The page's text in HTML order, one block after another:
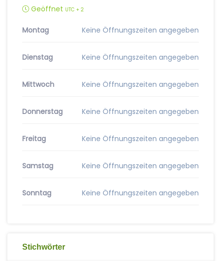
Geöffnet UTC + 2
Montag Keine Öffnungszeiten angegeben
Dienstag Keine Öffnungszeiten angegeben
Mittwoch Keine Öffnungszeiten angegeben
Donnerstag Keine Öffnungszeiten angegeben
Freitag Keine Öffnungszeiten angegeben
Samstag Keine Öffnungszeiten angegeben
Sonntag Keine Öffnungszeiten angegeben
Stichwörter